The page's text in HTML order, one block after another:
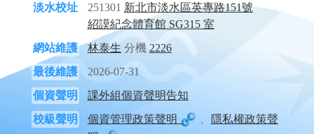
淡水校址 251301 新北市淡水區英專路151號
紹謨紀念體育館 SG315 室
網站維護
林泰生 分機 2226
最後維護
2026-07-31
個資聲明
課外組個資聲明告知
校級聲明
個資管理政策聲明 、
隱私權政策聲